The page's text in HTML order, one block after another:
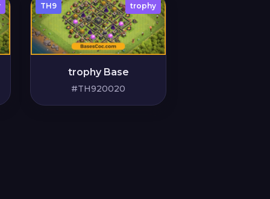
TH9 trophy
trophy Base
#TH920020